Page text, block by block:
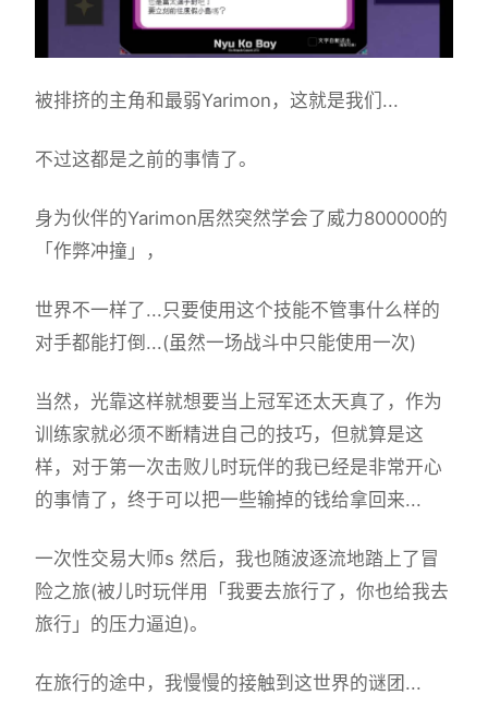
被排挤的主角和最弱Yarimon，这就是我们...
不过这都是之前的事情了。
身为伙伴的Yarimon居然突然学会了威力800000的
「作弊冲撞」，
世界不一样了...只要使用这个技能不管事什么样的
对手都能打倒...(虽然一场战斗中只能使用一次)
当然，光靠这样就想要当上冠军还太天真了，作为
训练家就必须不断精进自己的技巧，但就算是这
样，对于第一次击败儿时玩伴的我已经是非常开心
的事情了，终于可以把一些输掉的钱给拿回来...
一次性交易大师s 然后，我也随波逐流地踏上了冒
险之旅(被儿时玩伴用「我要去旅行了，你也给我去
旅行」的压力逼迫)。
在旅行的途中，我慢慢的接触到这世界的谜团...